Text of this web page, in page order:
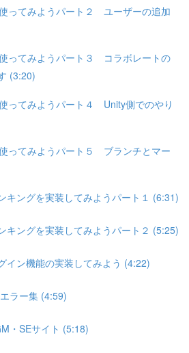
ってみようパート２ ユーザーの追加
ってみようパート３ コラボレートの
(3:20)
ってみようパート４ Unity側でのやり
ってみようパート５ ブランチとマー
キングを実装してみようパート１ (6:31)
キングを実装してみようパート２ (5:25)
イン機能の実装してみよう (4:22)
ラー集 (4:59)
・SEサイト (5:18)